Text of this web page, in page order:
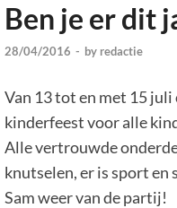
Ben je er dit
28/04/2016 - by redactie
Van 13 tot en met 15
kinderfeest voor alle
Alle vertrouwde
knutselen, er is sport en
Sam weer van de partij!